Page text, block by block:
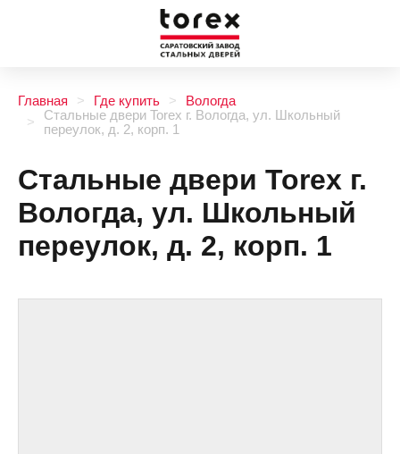
Главная Где купить
Вологда
Стальные двери Torex г. Вологда, ул. Школьный
переулок, д. 2, корп. 1
Стальные двери Torex г.
Вологда, ул. Школьный
переулок, д. 2, корп. 1